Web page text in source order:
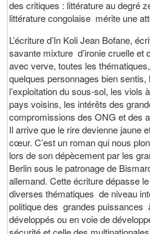
des critiques : littérature au degré
littérature congolaise mérite une
L’écriture d’In Koli Jean Bofane,
savante mixture d’ironie cruelle et
avec verve, toutes les
quelques personnages bien
l’exploitation du sous-sol, les viols
pays voisins, les intérêts des
compromissions des ONG et des
Il arrive que le rire devienne jaune
cœur. C’est un roman qui nous
lors de son dépècement par les
Berlin sous le patronage de
allemand. Cette écriture dépasse
diverses thématiques de niveau
politique des grandes puissances
développés ou en voie de